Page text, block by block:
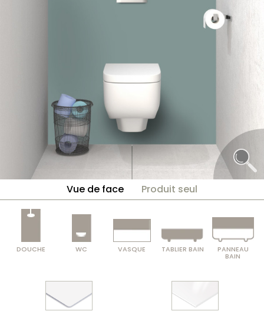
Vue de face Produit seul
DOUCHE WC VASQUE TABLIER BAIN PANNEAU
BAIN